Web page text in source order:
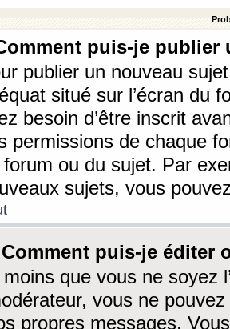
puis-je
publier un nouveau
situé sur l’écran du
besoin d’être inscrit
permissions de chaque
forum ou du sujet. Par
sujets, vous
puis-je éditer
que vous ne soyez
vous ne
propres messages.